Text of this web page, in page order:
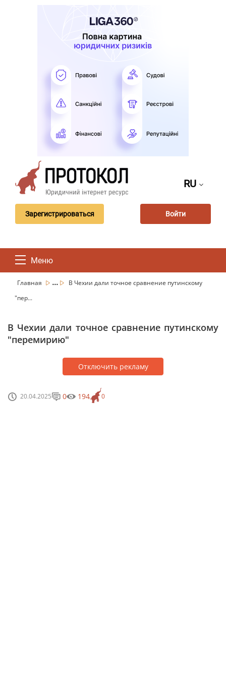
RU
Зарегистрироваться Войти
Меню
Главная ...
В Чехии дали точное сравнение путинскому
"пер...
В Чехии дали точное сравнение путинскому
"перемирию"
Отключить рекламу
20.04.2025 0
0 194